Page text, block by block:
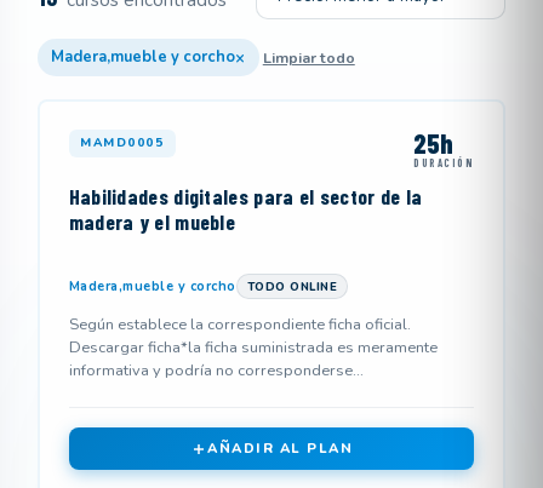
Madera,mueble y corcho× Limpiar todo
MAMD0005 25h
DURACIÓN
Habilidades digitales para el sector de la
madera y el mueble
Madera,mueble y corcho TODO ONLINE
Según establece la correspondiente ficha oficial.
Descargar ficha*la ficha suministrada es meramente
informativa y podría no corresponderse...
AÑADIR AL PLAN